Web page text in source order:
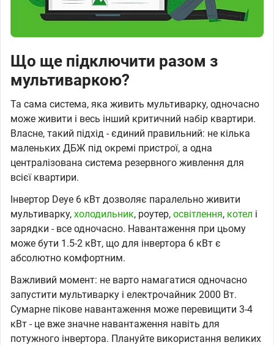
Що ще підключити разом з
мультиваркою?
Та сама система, яка живить мультиварку, одночасно
може живити і весь інший критичний набір квартири.
Власне, такий підхід - єдиний правильний: не кілька
маленьких ДБЖ під окремі пристрої, а одна
централізована система резервного живлення для
всієї квартири.
Інвертор Deye 6 кВт дозволяє паралельно живити
мультиварку, холодильник, роутер, освітлення, котел і
зарядки - все одночасно. Навантаження при цьому
може бути 1.5-2 кВт, що для інвертора 6 кВт є
абсолютно комфортним.
Важливий момент: не варто намагатися одночасно
запустити мультиварку і електрочайник 2000 Вт.
Сумарне пікове навантаження може перевищити 3-4
кВт - це вже значне навантаження навіть для
потужного інвертора. Плануйте використання великих